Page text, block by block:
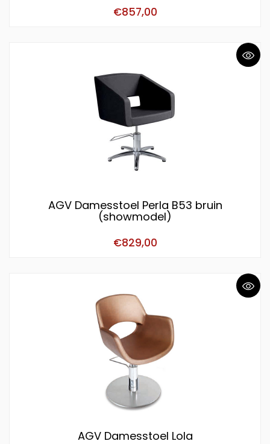
€857,00
AGV Damesstoel Perla B53 bruin
(showmodel)
€829,00
AGV Damesstoel Lola